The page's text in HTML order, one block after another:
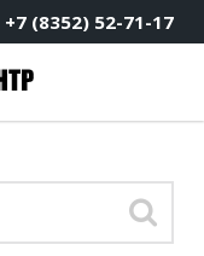
+7 (8352) 52-71-17